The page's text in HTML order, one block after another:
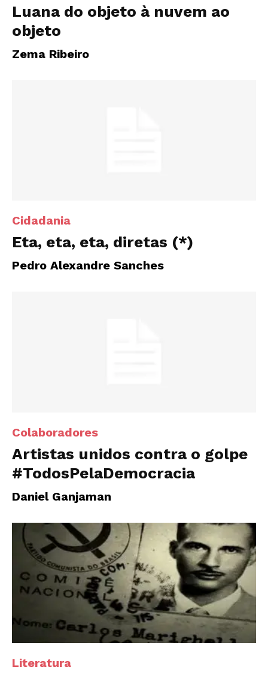
Luana do objeto à nuvem ao
objeto
Zema Ribeiro
Cidadania
Eta, eta, eta, diretas (*)
Pedro Alexandre Sanches
Colaboradores
Artistas unidos contra o golpe
#TodosPelaDemocracia
Daniel Ganjaman
Literatura